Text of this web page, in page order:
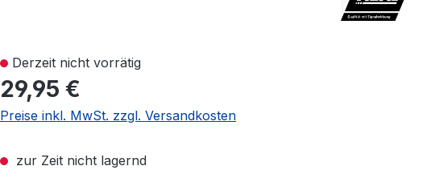
Derzeit nicht vorrätig
29,95 €
Preise inkl. MwSt. zzgl. Versandkosten
zur Zeit nicht lagernd